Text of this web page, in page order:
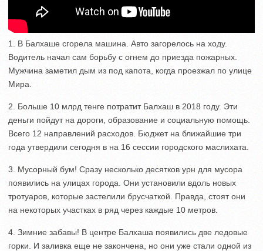
1. В Балхаше сгорела машина. Авто загорелось на ходу.
Водитель начал сам борьбу с огнем до приезда пожарных.
Мужчина заметил дым из под капота, когда проезжал по улице
Мира.
2. Больше 10 млрд тенге потратит Балхаш в 2018 году. Эти
деньги пойдут на дороги, образование и социальную помощь.
Всего 12 направлений расходов. Бюджет на ближайшие три
года утвердили сегодня в на 16 сессии городского маслихата.
3. Мусорный бум! Сразу несколько десятков урн для мусора
появились на улицах города. Они установили вдоль новых
тротуаров, которые застелили брусчаткой. Правда, стоят они
на некоторых участках в ряд через каждые 10 метров.
4. Зимние забавы! В центре Балхаша появились две ледовые
горки. И заливка еще не закончена, но они уже стали одной из